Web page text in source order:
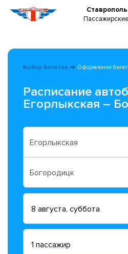
Выбор билетов Оформление
Расписание
Егорлыкская –